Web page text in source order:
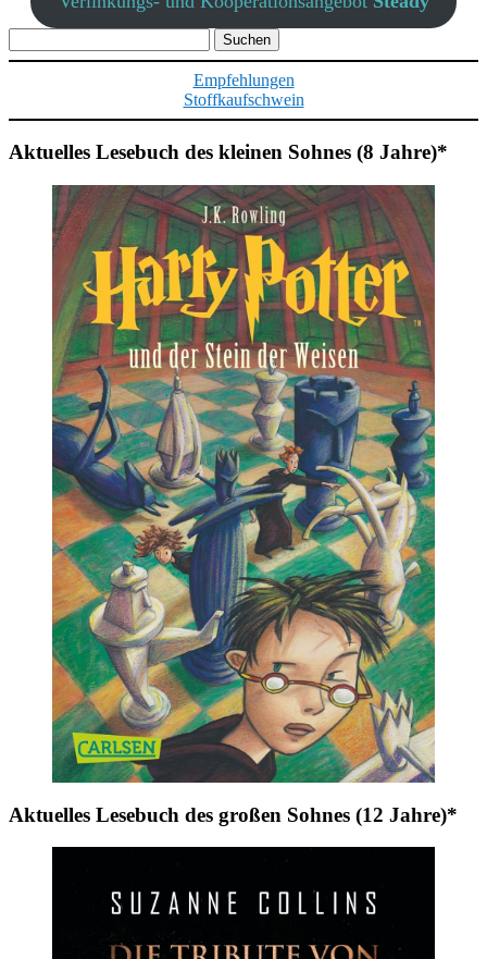
nach:
Empfehlungen
Stoffkaufschwein
Aktuelles Lesebuch des kleinen Sohnes (8 Jahre)*
Aktuelles Lesebuch des großen Sohnes (12 Jahre)*